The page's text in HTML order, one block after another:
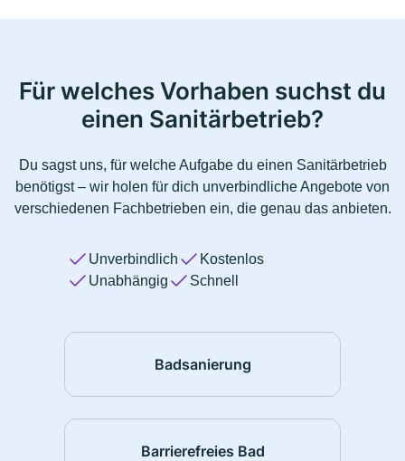
Für welches Vorhaben suchst du
einen Sanitärbetrieb?
Du sagst uns, für welche Aufgabe du einen Sanitärbetrieb
benötigst – wir holen für dich unverbindliche Angebote von
verschiedenen Fachbetrieben ein, die genau das anbieten.
Unverbindlich
Kostenlos
Unabhängig
Schnell
Badsanierung
Barrierefreies Bad